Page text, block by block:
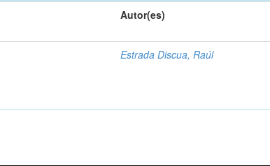
Autor(es)
Estrada Discua, Raúl